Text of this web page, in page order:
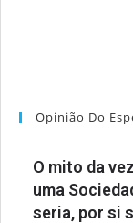
Opinião Do
O mito da
uma
seria, por si